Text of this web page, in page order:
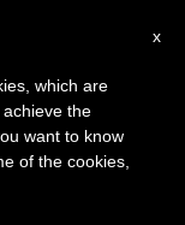
×
la pausa
de verano
el
x
which are
the
want to know
of the cookies,